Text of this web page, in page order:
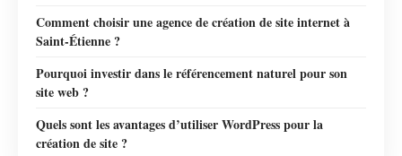
Comment choisir une agence de création de site internet à
Saint-Étienne ?
Pourquoi investir dans le référencement naturel pour son
site web ?
Quels sont les avantages d’utiliser WordPress pour la
création de site ?